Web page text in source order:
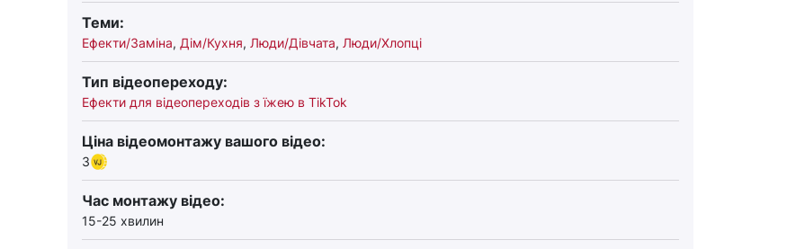
Теми:
Ефекти/Заміна, Дім/Кухня, Люди/Дівчата, Люди/Хлопці
Тип відеопереходу:
Ефекти для відеопереходів з їжею в TikTok
Ціна відеомонтажу вашого відео:
3
Час монтажу відео:
15-25 хвилин